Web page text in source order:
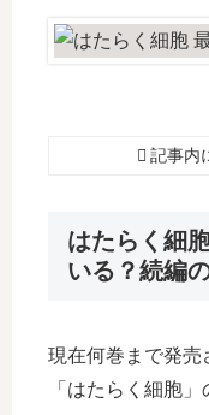
記事内
はたらく細
いる？続編
現在何巻まで発売
「はたらく細胞